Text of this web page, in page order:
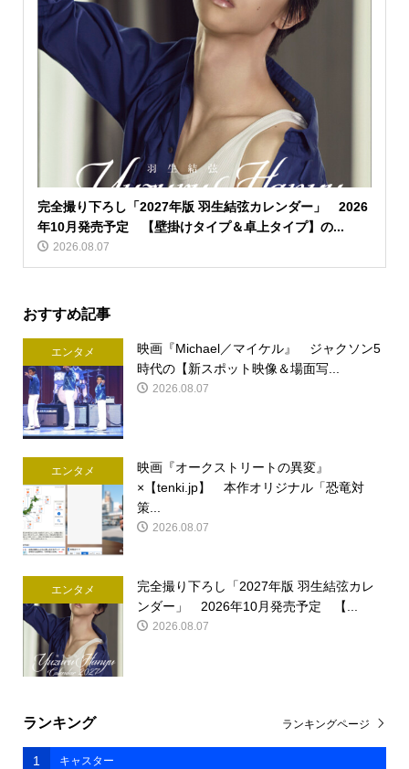
完全撮り下ろし「2027年版 羽生結弦カレンダー」 2026
年10月発売予定 【壁掛けタイプ＆卓上タイプ】の...
2026.08.07
おすすめ記事
エンタメ
映画『Michael／マイケル』 ジャクソン5
時代の【新スポット映像＆場面写...
2026.08.07
エンタメ
映画『オークストリートの異変』
×【tenki.jp】 本作オリジナル「恐竜対
策...
2026.08.07
エンタメ
完全撮り下ろし「2027年版 羽生結弦カレ
ンダー」 2026年10月発売予定 【...
2026.08.07
ランキング
1 キャスター
ランキングページ